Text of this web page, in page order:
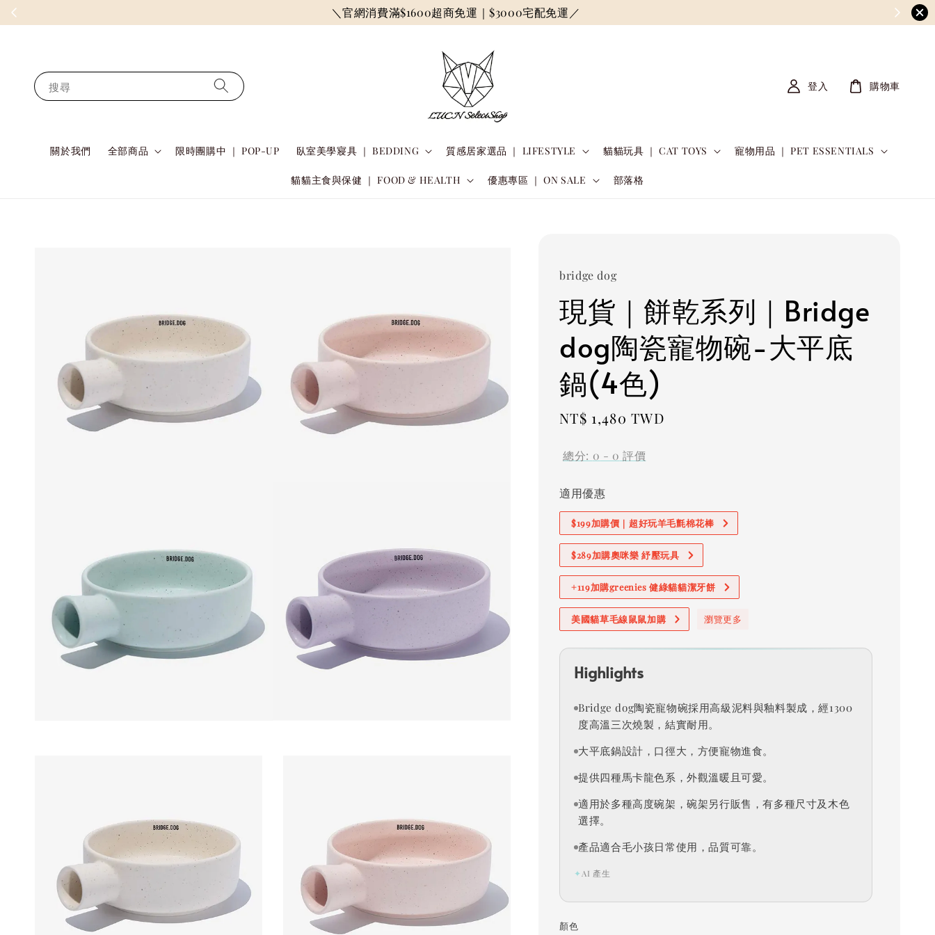
＼官網消費滿$1600超商免運｜$3000宅配免運／
搜尋
關於我們 全部商品 限時團購中 ｜ POP-UP 臥室美學寢具 ｜ BEDDING 質感居家選品 ｜ LIFESTYLE 貓貓玩具 ｜ CAT TOYS 寵物用品 ｜ PET ESSENTIALS
貓貓主食與保健 ｜ FOOD & HEALTH 優惠專區 ｜ ON SALE 部落格
登入 購物車
bridge dog
現貨｜餅乾系列｜Bridge
dog陶瓷寵物碗-大平底
鍋(4色)
Regular
NT$ 1,480 TWD
總分: 0 - 0 評價
適用優惠
$199加購價｜超好玩羊毛氈棉花棒
$289加購奧咪樂 紓壓玩具
+119加購greenies 健綠貓貓潔牙餅
美國貓草毛線鼠鼠加購 瀏覽更多
Highlights
Bridge dog陶瓷寵物碗採用高級泥料與釉料製成，經1300
度高溫三次燒製，結實耐用。
大平底鍋設計，口徑大，方便寵物進食。
提供四種馬卡龍色系，外觀溫暖且可愛。
適用於多種高度碗架，碗架另行販售，有多種尺寸及木色
選擇。
產品適合毛小孩日常使用，品質可靠。
✦ AI 產生
顏色